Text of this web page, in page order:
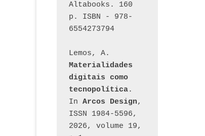
Altabooks. 160
p. ISBN - 978-
6554273794
Materialidades
digitais como
tecnopolítica.
In Arcos Design,
ISSN 1984-5596,
2026, volume 19,